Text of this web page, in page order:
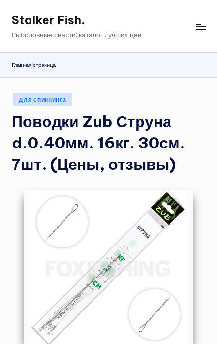
Перейти
Stalker Fish.
Рыболовные снасти: каталог лучших цен
Главная страница
Опубликовано
в
Для спиннинга
Поводки Zub Струна
d.0.40мм. 16кг. 30см.
7шт. (Цены, отзывы)